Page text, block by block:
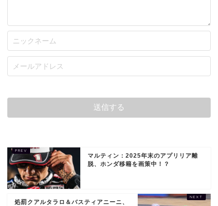
マルティン：2025年末のアプリリア離
脱、ホンダ移籍を画策中！？
処罰クアルタラロ＆バスティアニーニ、